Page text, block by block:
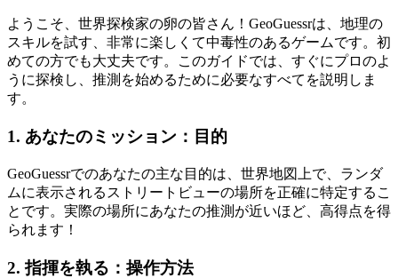
ようこそ、世界探検家の卵の皆さん！GeoGuessrは、地理の
スキルを試す、非常に楽しくて中毒性のあるゲームです。初
めての方でも大丈夫です。このガイドでは、すぐにプロのよ
うに探検し、推測を始めるために必要なすべてを説明しま
す。
1. あなたのミッション：目的
GeoGuessrでのあなたの主な目的は、世界地図上で、ランダ
ムに表示されるストリートビューの場所を正確に特定するこ
とです。実際の場所にあなたの推測が近いほど、高得点を得
られます！
2. 指揮を執る：操作方法